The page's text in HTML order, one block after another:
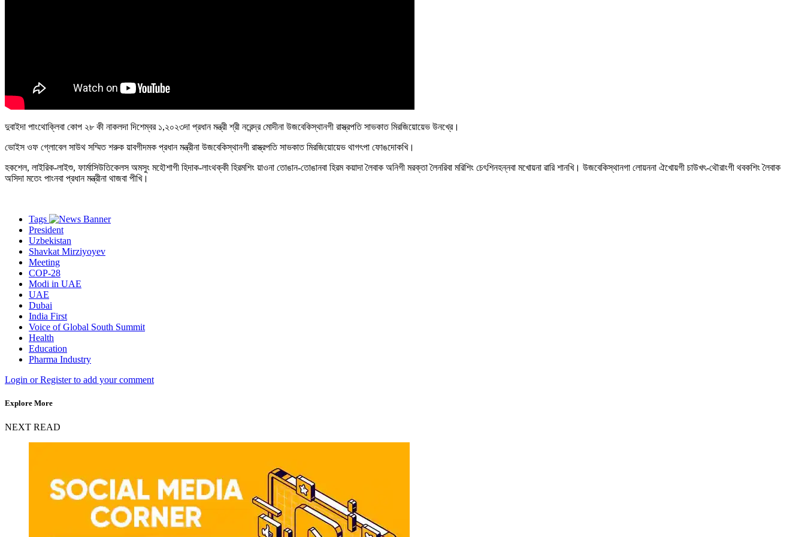
দুবাইদা পাংথোক্লিবা কোপ ২৮ কী নাকলদা দিশেম্বর ১,২০২৩দা প্রধান মন্ত্রী শ্রী নরেন্দ্র মোদীনা উজবেকিস্থানগী রাস্ত্রপতি সাভকাত মিরজিয়োয়েভ উনখ্রে।
ভোইস ওফ গ্লোবেল সাউথ সম্মিত শরুক য়াবগীদমক প্রধান মন্ত্রীনা উজবেকিস্থানগী রাস্ত্রপতি সাভকাত মিরজিয়োয়েভ থাগৎপা ফোঙদোকখি।
হকশেল, লাইরিক-লাইশু, ফার্মাসিউতিকেলস অমসুং মহৌশাগী হিদাক-লাংথক্কী হিরমশিং য়াওনা তোঙান-তোঙানবা হিরম কয়াদা লৈবাক অনিগী মরক্তা লৈনরিবা মরিশিং চেৎশিনহন্নবা মখোয়না ৱারি শানখি। উজবেকিস্থানগা লোয়ননা ঐখোয়গী চাউখৎ-থৌরাংগী থবকশিং লৈবাক
অসিদা মতেং পাংনবা প্রধান মন্ত্রীনা থাজবা পীখি।
Tags
President
Uzbekistan
Shavkat Mirziyoyev
Meeting
COP-28
Modi in UAE
UAE
Dubai
India First
Voice of Global South Summit
Health
Education
Pharma Industry
Login or Register to add your comment
Explore More
NEXT READ